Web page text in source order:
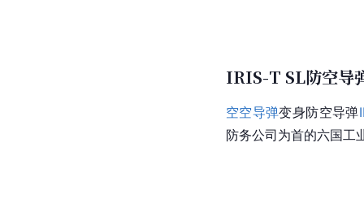
IRIS-T SL防空导
空空导弹变身防空导弹
防务公司为首的六国工